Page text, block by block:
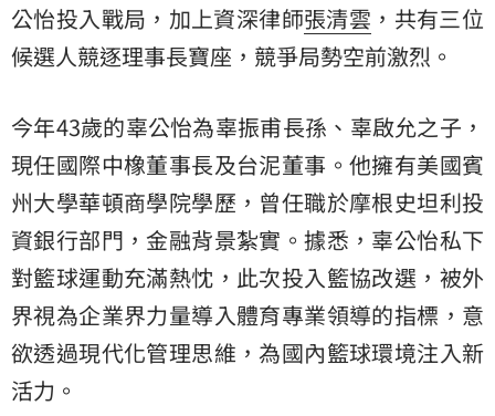
公怡投入戰局，加上資深律師張清雲 ，共有三位
候選人競逐理事長寶座，競爭局勢空前激烈。
今年43歲的辜公怡為辜振甫長孫、辜啟允之子，
現任國際中橡董事長及台泥董事。他擁有美國賓
州大學華頓商學院學歷，曾任職於摩根史坦利投
資銀行部門，金融背景紮實。據悉，辜公怡私下
對籃球運動充滿熱忱，此次投入籃協改選，被外
界視為企業界力量導入體育專業領導的指標，意
欲透過現代化管理思維，為國內籃球環境注入新
活力。